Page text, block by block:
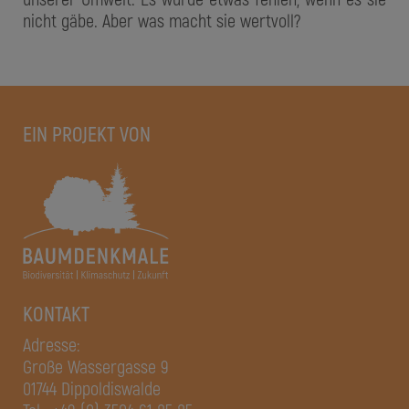
nicht gäbe. Aber was macht sie wertvoll?
EIN PROJEKT VON
KONTAKT
Adresse:
Große Wassergasse 9
01744 Dippoldiswalde